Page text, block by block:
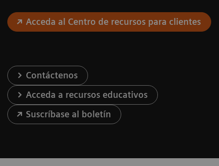
Acceda al Centro de recursos para clientes
Contáctenos
Acceda a recursos educativos
Suscríbase al boletín